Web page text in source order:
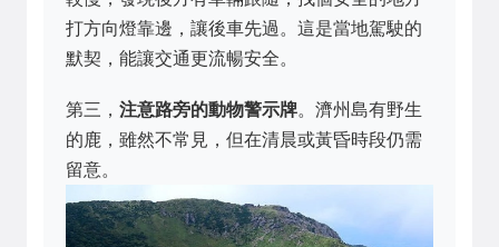
打方向燈靠邊，讓後車先過。這是當地駕駛的
默契，能讓交通更流暢安全。
第三， 注意路旁的動物警示牌。濟州島有野生
的鹿，雖然不常見，但在清晨或黃昏時段仍需
留意。